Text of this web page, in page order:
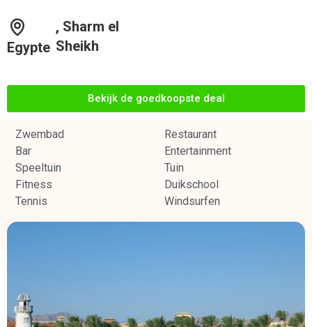
Egypte
, Sharm el
Sheikh
Bekijk de goedkoopste deal
Zwembad
Restaurant
Bar
Entertainment
Speeltuin
Tuin
Fitness
Duikschool
Tennis
Windsurfen